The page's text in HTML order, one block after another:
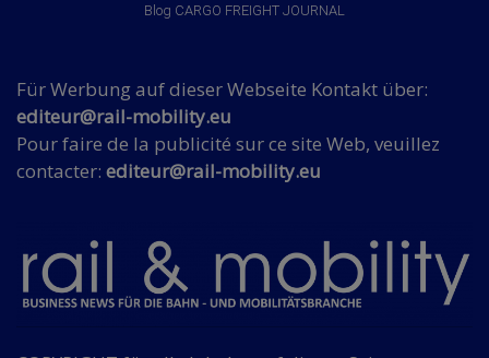
Blog CARGO FREIGHT JOURNAL
Für Werbung auf dieser Webseite Kontakt über:
editeur@rail-mobility.eu
Pour faire de la publicité sur ce site Web, veuillez
contacter: editeur@rail-mobility.eu